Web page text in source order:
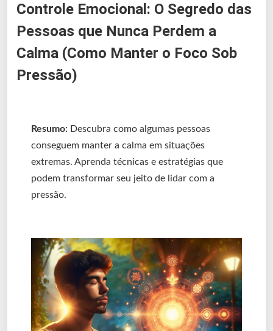
Controle Emocional: O Segredo das
Pessoas que Nunca Perdem a
Calma (Como Manter o Foco Sob
Pressão)
Resumo: Descubra como algumas pessoas
conseguem manter a calma em situações
extremas. Aprenda técnicas e estratégias que
podem transformar seu jeito de lidar com a
pressão.